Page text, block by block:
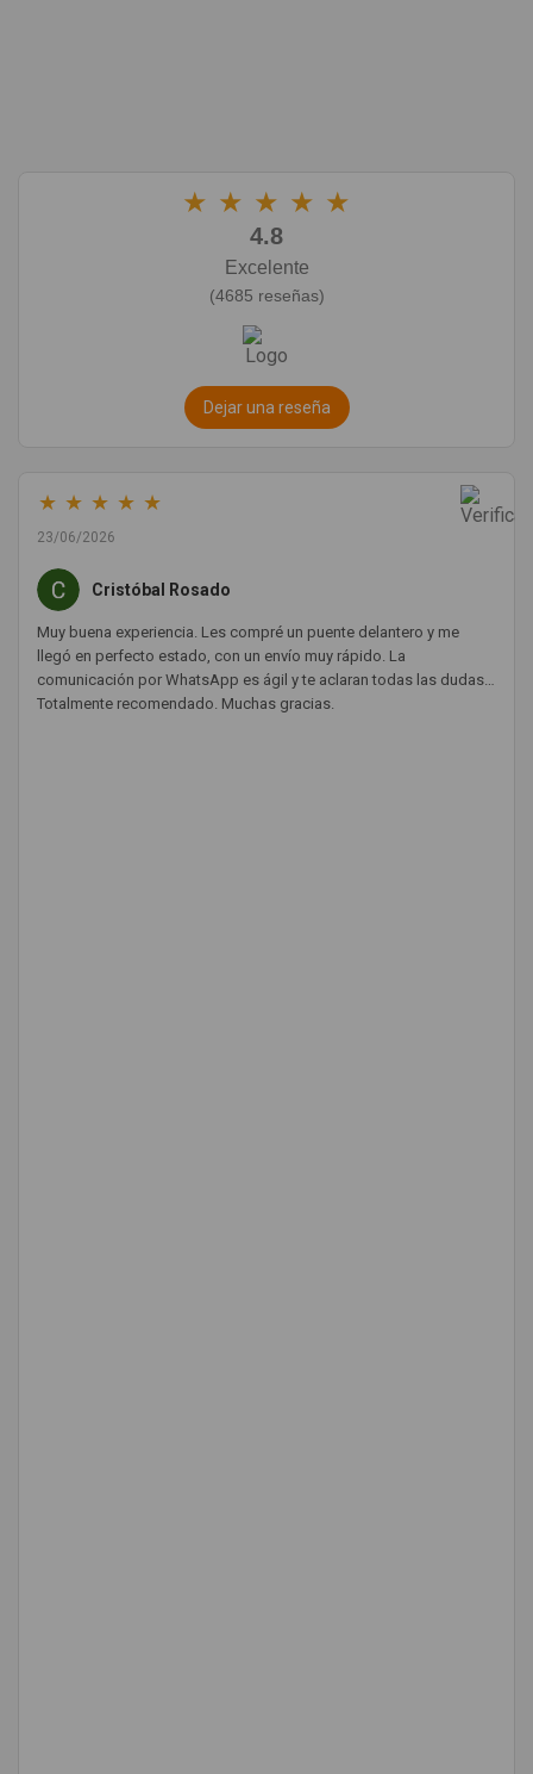
★ ★ ★ ★ ★
4.8
Excelente
(4685 reseñas)
Dejar una reseña
★ ★ ★ ★ ★
23/06/2026
Cristóbal Rosado
Muy buena experiencia. Les compré un puente delantero y me
llegó en perfecto estado, con un envío muy rápido. La
comunicación por WhatsApp es ágil y te aclaran todas las dudas.
Totalmente recomendado. Muchas gracias.